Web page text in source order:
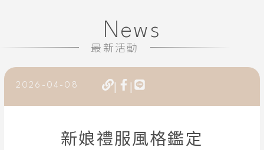
News
最新活動
2026-04-08 | |
新娘禮服風格鑑定